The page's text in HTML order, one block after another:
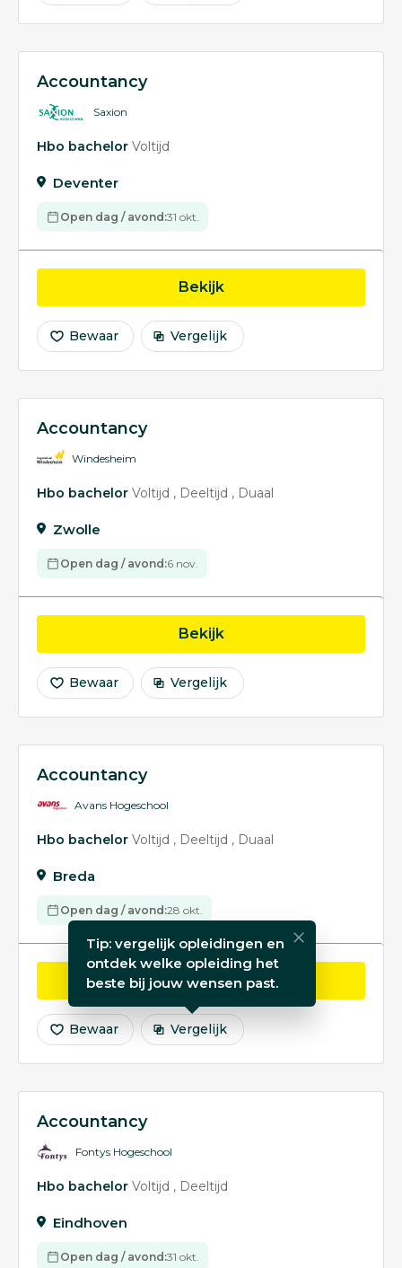
Accountancy
Saxion
Hbo bachelor Voltijd
Deventer
Open dag / avond:31 okt.
Bekijkopleiding Accountancy
Bewaar Vergelijk
Accountancy
Windesheim
Hbo bachelor Voltijd Deeltijd Duaal
Zwolle
Open dag / avond:6 nov.
Bekijkopleiding Accountancy
Bewaar Vergelijk
Accountancy
Avans Hogeschool
Hbo bachelor Voltijd Deeltijd Duaal
Breda
Open dag / avond:28 okt.
Bekijkopleiding Accountancy
Bewaar
Tip: vergelijk opleidingen en
ontdek welke opleiding het
beste bij jouw wensen past.
Vergelijk
Accountancy
Fontys Hogeschool
Hbo bachelor Voltijd Deeltijd
Eindhoven
Open dag / avond:31 okt.